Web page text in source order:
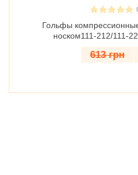
Гольфы
носком111-212/111-
613 грн